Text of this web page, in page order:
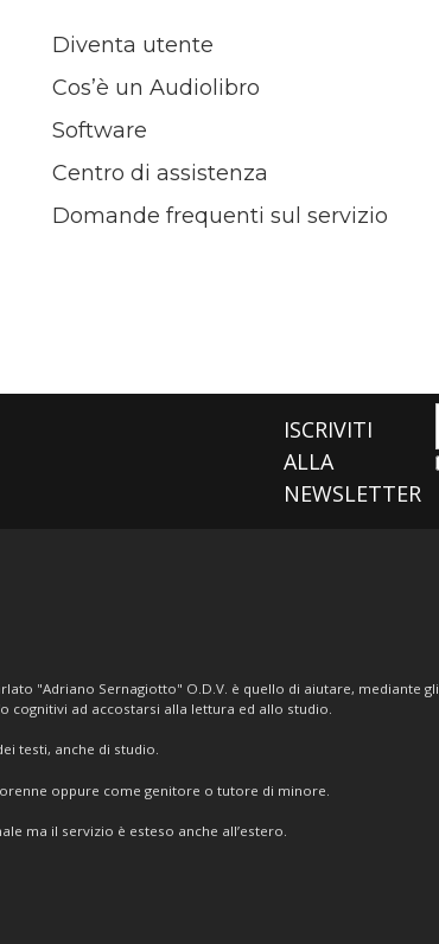
Diventa utente
Cos’è un Audiolibro
Software
Centro di assistenza
Domande frequenti sul servizio
ISCRIVITI
ALLA
NEWSLETTER
"Adriano Sernagiotto" O.D.V. è quello di aiutare, mediante gli
cognitivi ad accostarsi alla lettura ed allo studio.
testi, anche di studio.
oppure come genitore o tutore di minore.
ma il servizio è esteso anche all’estero.